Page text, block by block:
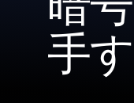
手